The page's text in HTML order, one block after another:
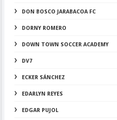
DON BOSCO JARABACOA FC
DORNY ROMERO
DOWN TOWN SOCCER ACADEMY
DV7
ECKER SÁNCHEZ
EDARLYN REYES
EDGAR PUJOL